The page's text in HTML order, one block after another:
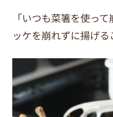
「いつも菜箸を使っ
ッケを崩れずに揚げる